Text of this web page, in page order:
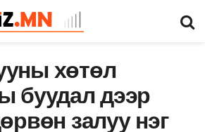
хөтөл
буудал дээр
залуу нэг